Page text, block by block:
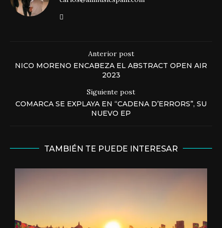
Anterior post
NICO MORENO ENCABEZA EL ABSTRACT OPEN AIR
2023
Siguiente post
COMARCA SE EXPLAYA EN “CADENA D’ERRORS”, SU
NUEVO EP
TAMBIÉN TE PUEDE INTERESAR